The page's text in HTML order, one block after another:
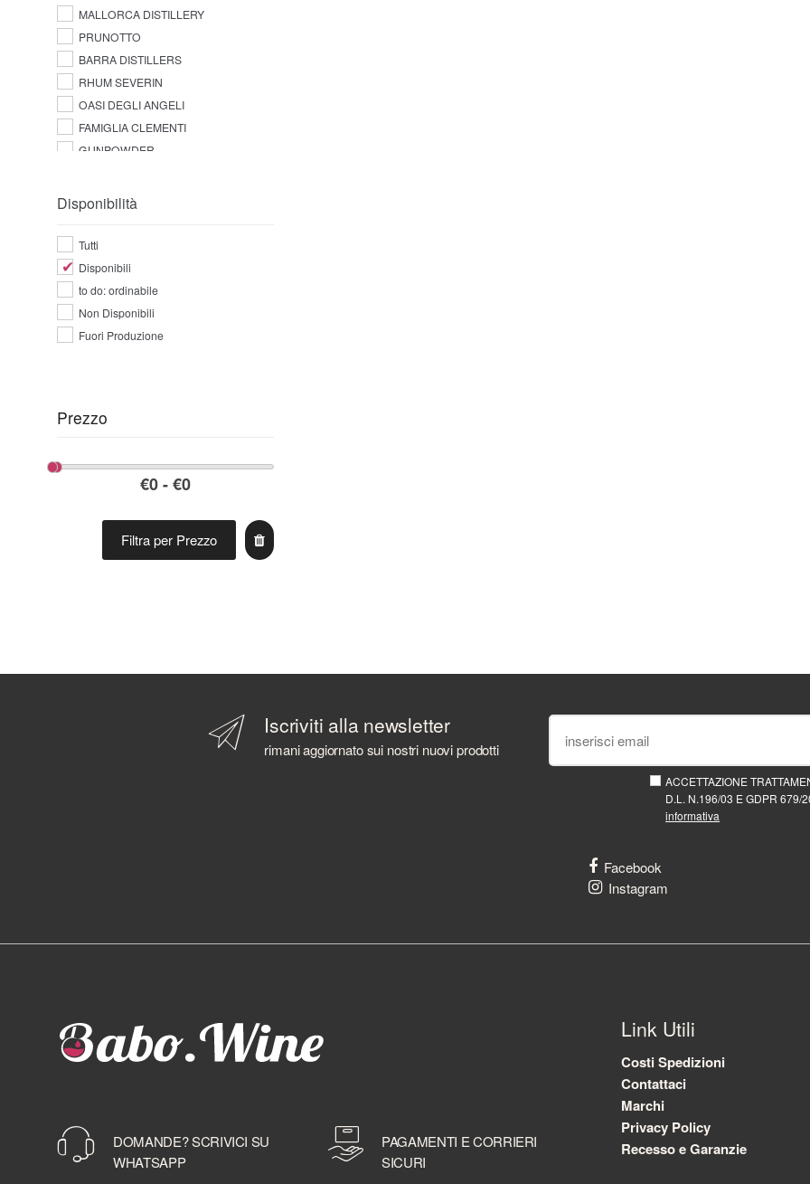
MALLORCA DISTILLERY
PRUNOTTO
BARRA DISTILLERS
RHUM SEVERIN
OASI DEGLI ANGELI
FAMIGLIA CLEMENTI
GUNPOWDER
Disponibilità
Tutti
Disponibili
to do: ordinabile
Non Disponibili
Fuori Produzione
Prezzo
Filtra per Prezzo
Iscriviti alla newsletter
rimani aggiornato sui nostri nuovi prodotti
ACCETTAZIONE
D.L. N.196/03 E GDPR 679/
informativa
Facebook
Instagram
DOMANDE? SCRIVICI SU
WHATSAPP
PAGAMENTI E CORRIERI
SICURI
Link Utili
Costi Spedizioni
Contattaci
Marchi
Privacy Policy
Recesso e Garanzie